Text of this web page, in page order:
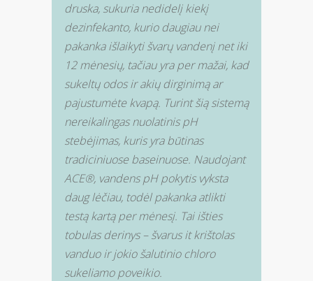
druska, sukuria nedidelį kiekį
dezinfekanto, kurio daugiau nei
pakanka išlaikyti švarų vandenį net iki
12 mėnesių, tačiau yra per mažai, kad
sukeltų odos ir akių dirginimą ar
pajustumėte kvapą. Turint šią sistemą
nereikalingas nuolatinis pH
stebėjimas, kuris yra būtinas
tradiciniuose baseinuose. Naudojant
ACE®, vandens pH pokytis vyksta
daug lėčiau, todėl pakanka atlikti
testą kartą per mėnesį. Tai išties
tobulas derinys – švarus it krištolas
vanduo ir jokio šalutinio chloro
sukeliamo poveikio.